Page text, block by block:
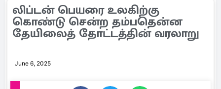
லிப்டன் பெயரை உலகிற்கு
கொண்டு சென்ற தம்பதென்ன
தேயிலைத் தோட்டத்தின் வரலாறு
June 6, 2025